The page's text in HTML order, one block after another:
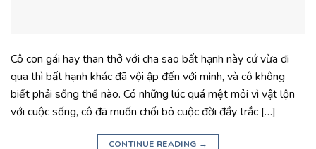
Cô con gái hay than thở với cha sao bất hạnh này cứ vừa đi
qua thì bất hạnh khác đã vội ập đến với mình, và cô không
biết phải sống thế nào. Có những lúc quá mệt mỏi vì vật lộn
với cuộc sống, cô đã muốn chối bỏ cuộc đời đầy trắc […]
CONTINUE READING →